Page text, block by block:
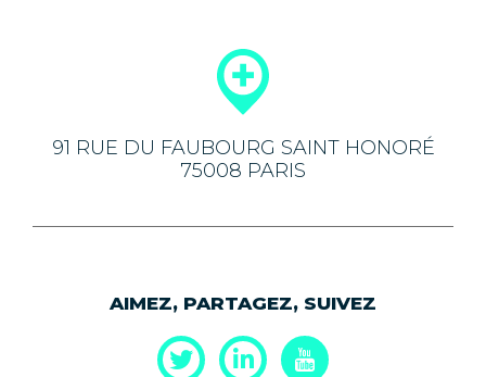
91 RUE DU FAUBOURG SAINT HONORÉ
75008 PARIS
AIMEZ, PARTAGEZ, SUIVEZ